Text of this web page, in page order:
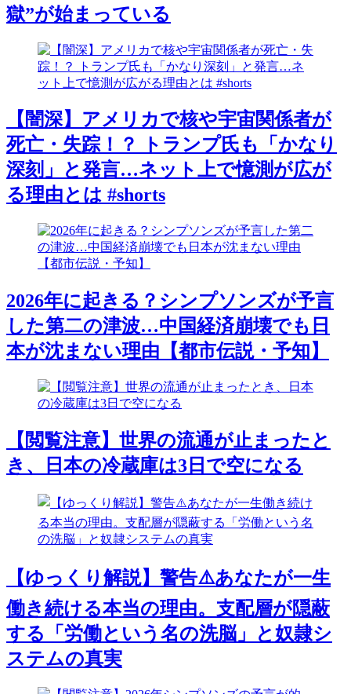
獄”が始まっている
【闇深】アメリカで核や宇宙関係者が
死亡・失踪！？ トランプ氏も「かなり
深刻」と発言…ネット上で憶測が広が
る理由とは #shorts
2026年に起きる？シンプソンズが予言
した第二の津波…中国経済崩壊でも日
本が沈まない理由【都市伝説・予知】
【閲覧注意】世界の流通が止まったと
き、日本の冷蔵庫は3日で空になる
【ゆっくり解説】警告⚠️あなたが一生
働き続ける本当の理由。支配層が隠蔽
する「労働という名の洗脳」と奴隷シ
ステムの真実